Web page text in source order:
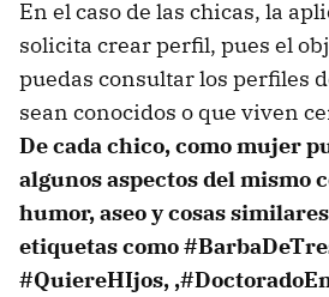
En el caso de las chicas, la
solicita crear perfil, pues el
puedas consultar los perfiles
sean conocidos o que viven
De cada chico, como mujer
algunos aspectos del mismo
humor, aseo y cosas
etiquetas como
#QuiereHIjos,